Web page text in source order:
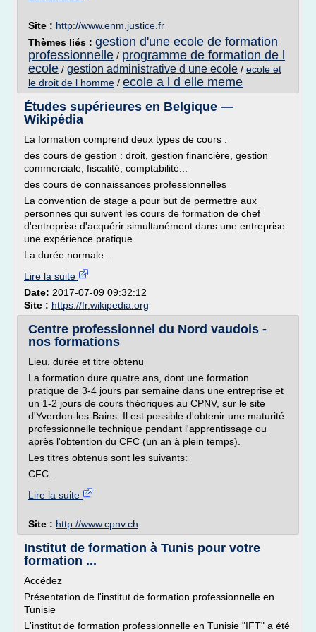
Site : http://www.enm.justice.fr
Thèmes liés : gestion d'une ecole de formation
professionnelle / programme de formation de l
ecole / gestion administrative d une ecole / ecole et
le droit de l homme / ecole a l d elle meme
Études supérieures en Belgique —
Wikipédia
La formation comprend deux types de cours :
des cours de gestion : droit, gestion financière, gestion
commerciale, fiscalité, comptabilité...
des cours de connaissances professionnelles
La convention de stage a pour but de permettre aux
personnes qui suivent les cours de formation de chef
d'entreprise d'acquérir simultanément dans une entreprise
une expérience pratique.
La durée normale...
Lire la suite
Date: 2017-07-09 09:32:12
Site : https://fr.wikipedia.org
Centre professionnel du Nord vaudois -
nos formations
Lieu, durée et titre obtenu
La formation dure quatre ans, dont une formation
pratique de 3-4 jours par semaine dans une entreprise et
un 1-2 jours de cours théoriques au CPNV, sur le site
d'Yverdon-les-Bains. Il est possible d'obtenir une maturité
professionnelle technique pendant l'apprentissage ou
après l'obtention du CFC (un an à plein temps).
Les titres obtenus sont les suivants:
CFC...
Lire la suite
Site : http://www.cpnv.ch
Institut de formation à Tunis pour votre
formation ...
Accédez
Présentation de l'institut de formation professionnelle en
Tunisie
L'institut de formation professionnelle en Tunisie "IFT" a été